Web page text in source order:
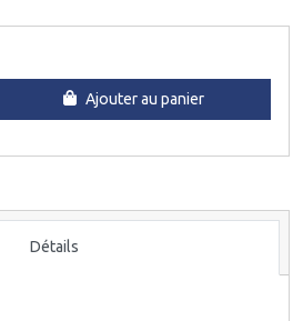
Ajouter au panier
Détails